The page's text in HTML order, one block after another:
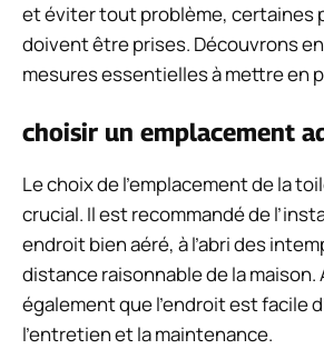
et éviter tout problème, certaines
doivent être prises. Découvrons
mesures essentielles à mettre en
choisir un emplacement
Le choix de l’emplacement de la
crucial. Il est recommandé de
endroit bien aéré, à l’abri des
distance raisonnable de la
également que l’endroit est facile
l’entretien et la maintenance.